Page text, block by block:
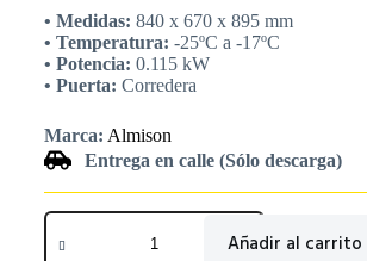
• Medidas: 840 x 670 x 895 mm
• Temperatura: -25ºC a -17ºC
• Potencia: 0.115 kW
• Puerta: Corredera
Marca: Almison
Entrega en calle (Sólo descarga)
Añadir al carrito